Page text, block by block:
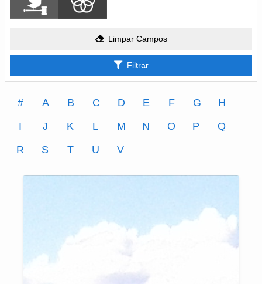
Limpar Campos
Filtrar
# A B C D E F G
H
I
J K L M N O P
Q
R
S T U V